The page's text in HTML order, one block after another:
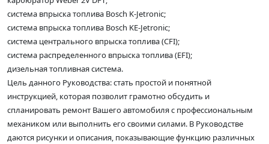
система впрыска топлива Bosch K-Jetronic;
система впрыска топлива Bosch KE-Jetronic;
система центрального впрыска топлива (CFI);
система распределенного впрыска топлива (EFI);
дизельная топливная система.
Цель данного Руководства: стать простой и понятной
инструкцией, которая позволит грамотно обсудить и
спланировать ремонт Вашего автомобиля с профессиональным
механиком или выполнить его своими силами. В Руководстве
даются рисунки и описания, показывающие функцию различных